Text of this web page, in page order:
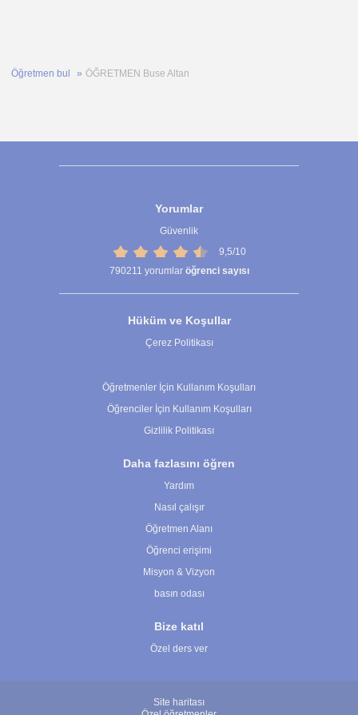
Öğretmen bul ÖĞRETMEN Buse Altan
Yorumlar
Güvenlik
9,5/10
790211 yorumlar öğrenci sayısı
Hüküm ve Koşullar
Çerez Politikası
Öğretmenler İçin Kullanım Koşulları
Öğrenciler İçin Kullanım Koşulları
Gizlilik Politikası
Daha fazlasını öğren
Yardım
Nasıl çalışır
Öğretmen Alanı
Öğrenci erişimi
Misyon & Vizyon
basın odası
Bize katıl
Özel ders ver
Site haritası